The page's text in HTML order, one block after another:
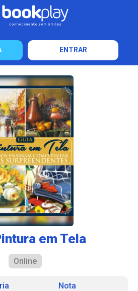
ENTRAR
em Tela
Online
Nota